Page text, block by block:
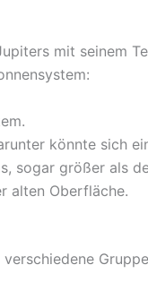
mit seinem
könnte sich
sogar größer als
alten Oberfläche.